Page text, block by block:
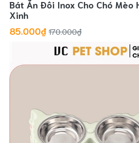
Bát Ăn Đôi Inox Cho Chó Mèo
Xinh
85.000₫ 170.000₫